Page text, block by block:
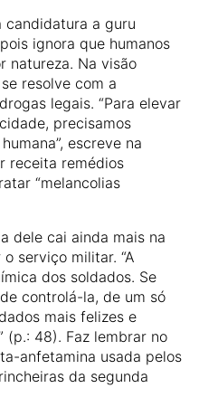
candidatura a guru
ignora que humanos
natureza. Na visão
resolve com a
legais. “Para elevar
precisamos
escreve na
receita remédios
“melancolias
dele cai ainda mais na
serviço militar. “A
dos soldados. Se
controlá-la, de um só
mais felizes e
(p.: 48). Faz lembrar no
anfetamina usada pelos
da segunda